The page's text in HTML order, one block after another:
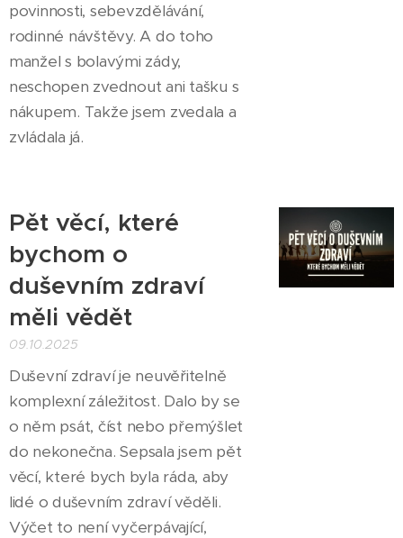
povinnosti, sebevzdělávání,
rodinné návštěvy. A do toho
manžel s bolavými zády,
neschopen zvednout ani tašku s
nákupem. Takže jsem zvedala a
zvládala já.
Pět věcí, které
bychom o
duševním zdraví
měli vědět
09.10.2025
Duševní zdraví je neuvěřitelně
komplexní záležitost. Dalo by se
o něm psát, číst nebo přemýšlet
do nekonečna. Sepsala jsem pět
věcí, které bych byla ráda, aby
lidé o duševním zdraví věděli.
Výčet to není vyčerpávající,